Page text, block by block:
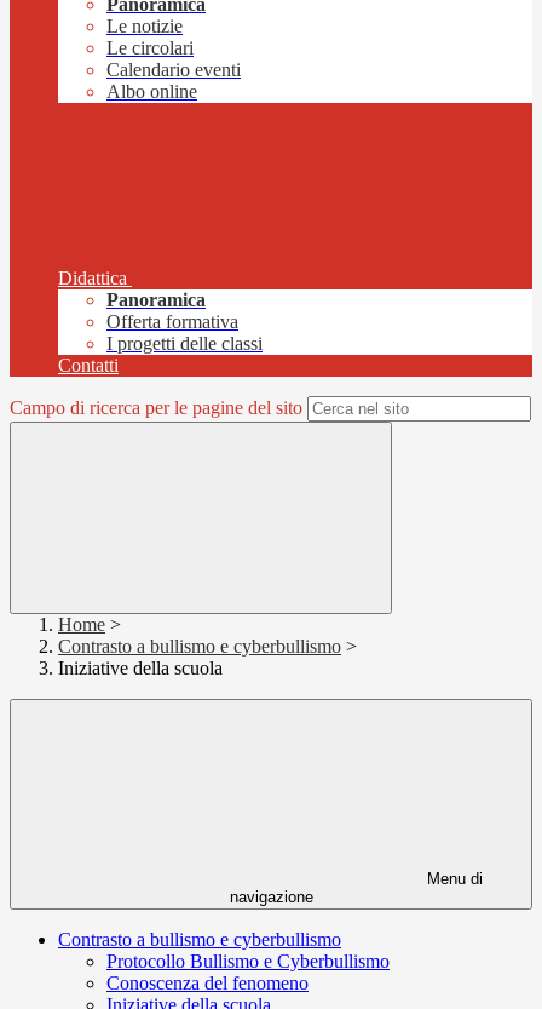
Panoramica
Le notizie
Le circolari
Calendario eventi
Albo online
Didattica
Panoramica
Offerta formativa
I progetti delle classi
Contatti
Campo di ricerca per le pagine del sito
Home >
Contrasto a bullismo e cyberbullismo >
Iniziative della scuola
Menu di
navigazione
Contrasto a bullismo e cyberbullismo
Protocollo Bullismo e Cyberbullismo
Conoscenza del fenomeno